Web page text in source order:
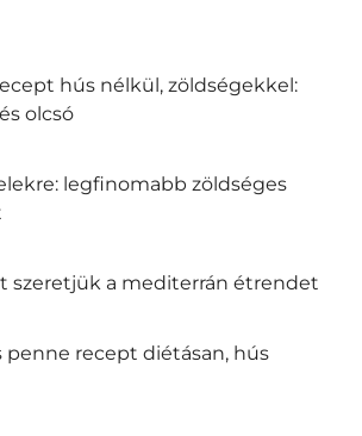
hús nélkül, zöldségekkel:
olcsó
legfinomabb zöldséges
szeretjük a mediterrán étrendet
penne recept diétásan, hús